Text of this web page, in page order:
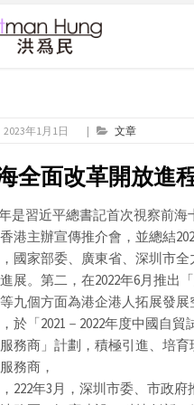
2023年1月1日 | 文章
全面改革開放進
年是習近平總書記首次視察前
港主辦宣傳推介會，並總結
國家部委、廣東省、深圳市
展。第二，在2022年6月推出
九個方面為港企港人拓展發展
於「2021－2022年度中國自
務商」計劃，積極引進、培
務商，
222年3月，深圳市委、市政